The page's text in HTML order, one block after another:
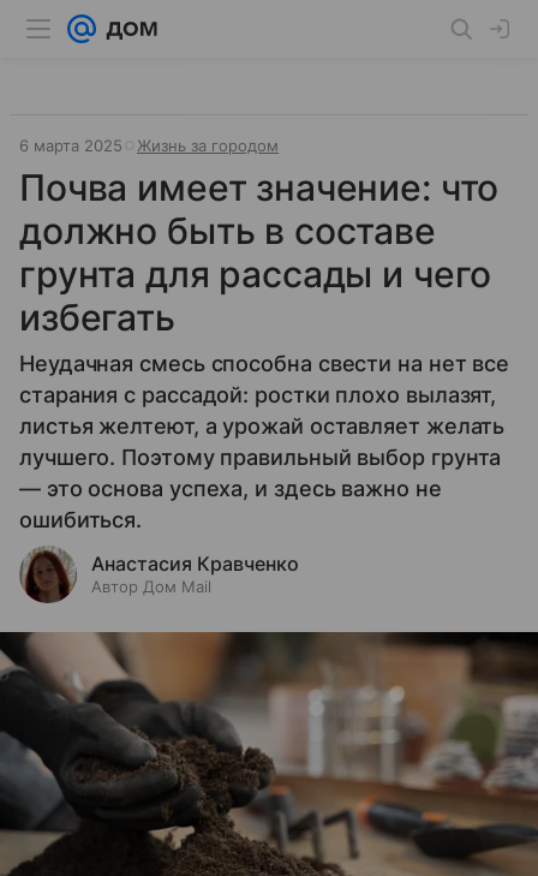
6 марта 2025 Жизнь за городом
Почва имеет значение: что
должно быть в составе
грунта для рассады и чего
избегать
Неудачная смесь способна свести на нет все
старания с рассадой: ростки плохо вылазят,
листья желтеют, а урожай оставляет желать
лучшего. Поэтому правильный выбор грунта
— это основа успеха, и здесь важно не
ошибиться.
Анастасия Кравченко
Автор Дом Mail